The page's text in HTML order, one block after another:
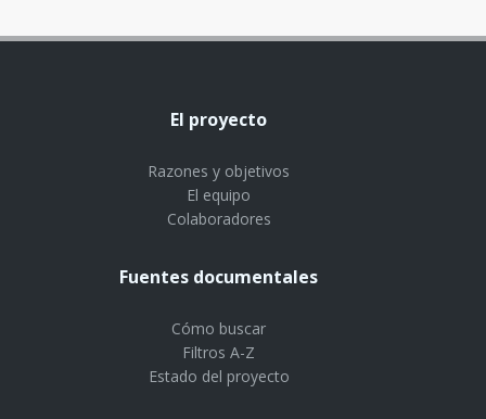
El proyecto
Razones y objetivos
El equipo
Colaboradores
Fuentes documentales
Cómo buscar
Filtros A-Z
Estado del proyecto